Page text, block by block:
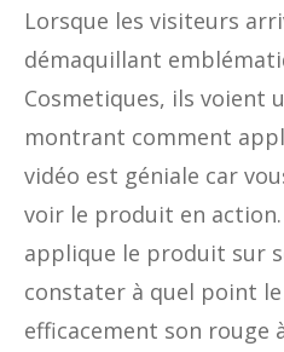
Lorsque les visiteurs
démaquillant
Cosmetiques, ils voient
montrant comment
vidéo est géniale car
voir le produit en
applique le produit sur
constater à quel point
efficacement son rouge